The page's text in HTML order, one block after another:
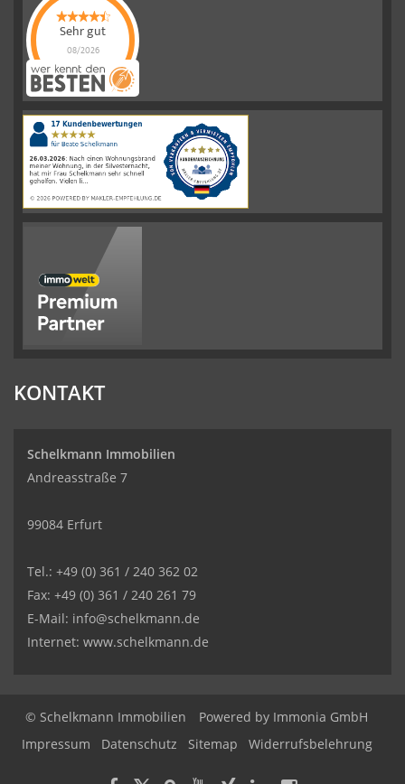
Sehr gut
08/2026
Schelkmann
Immobilienhat
|110Schelkmann
ImmobilienBewertungen
auf
werkenntdenBESTEN.de
KONTAKT
Schelkmann Immobilien
Andreasstraße 7
99084 Erfurt
Tel.: +49 (0) 361 / 240 362 02
Fax: +49 (0) 361 / 240 261 79
E-Mail: info@schelkmann.de
Internet: www.schelkmann.de
© Schelkmann Immobilien Powered by Immonia GmbH
Impressum
Datenschutz Sitemap Widerrufsbelehrung